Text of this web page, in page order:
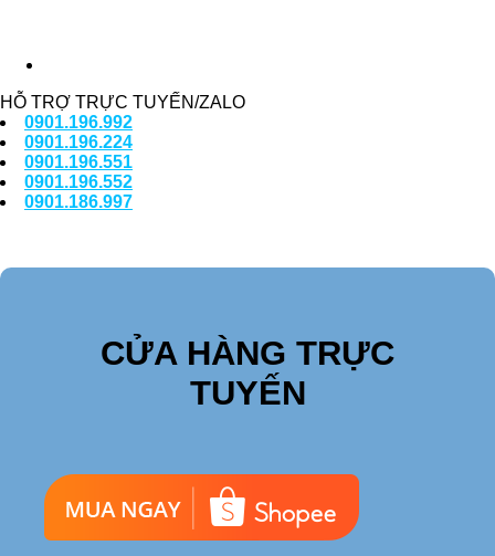
HỖ TRỢ TRỰC TUYẾN/ZALO
0901.196.992
0901.196.224
0901.196.551
0901.196.552
0901.186.997
CỬA HÀNG TRỰC
TUYẾN